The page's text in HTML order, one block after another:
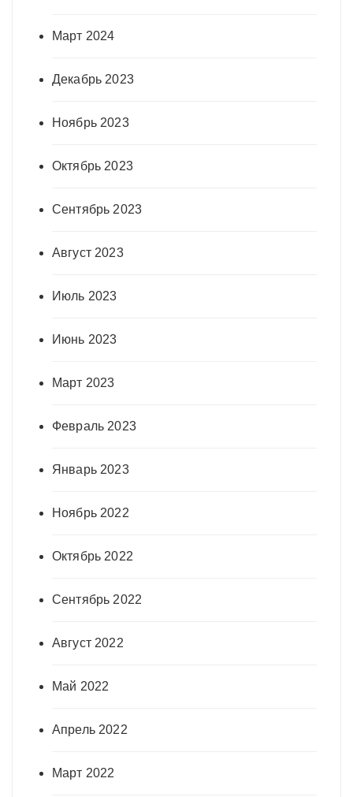
Март 2024
Декабрь 2023
Ноябрь 2023
Октябрь 2023
Сентябрь 2023
Август 2023
Июль 2023
Июнь 2023
Март 2023
Февраль 2023
Январь 2023
Ноябрь 2022
Октябрь 2022
Сентябрь 2022
Август 2022
Май 2022
Апрель 2022
Март 2022